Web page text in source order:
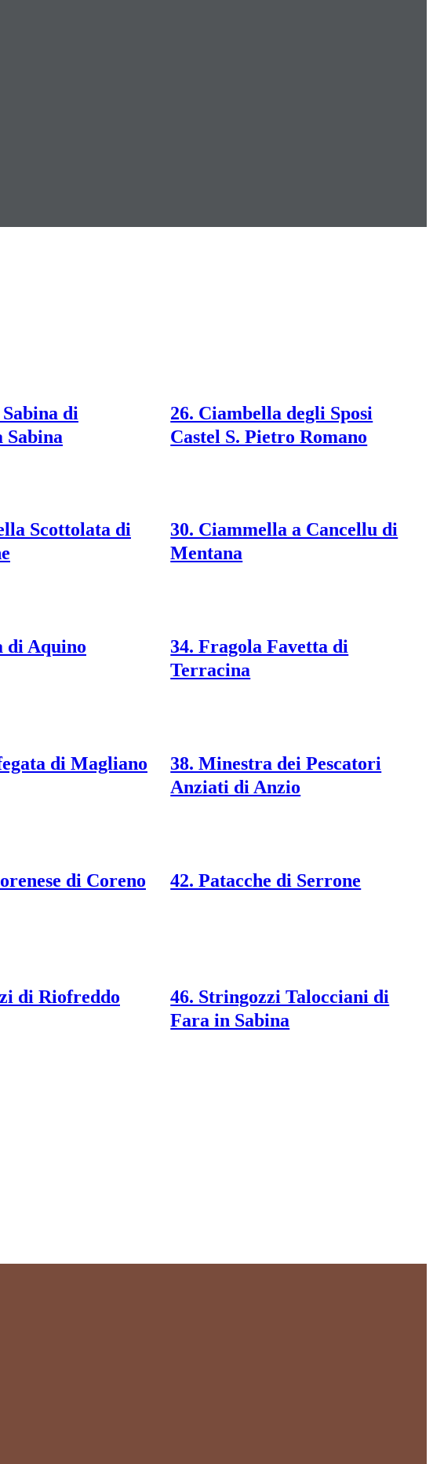
di
Sabina
26. Ciambella degli Sposi
Castel S. Pietro Romano
Scottolata di
30. Ciammella a Cancellu di
Mentana
di Aquino
34. Fragola Favetta di
Terracina
di Magliano
38. Minestra dei Pescatori
Anziati di Anzio
di Coreno
42. Patacche di Serrone
di Riofreddo
46. Stringozzi Talocciani di
Fara in Sabina